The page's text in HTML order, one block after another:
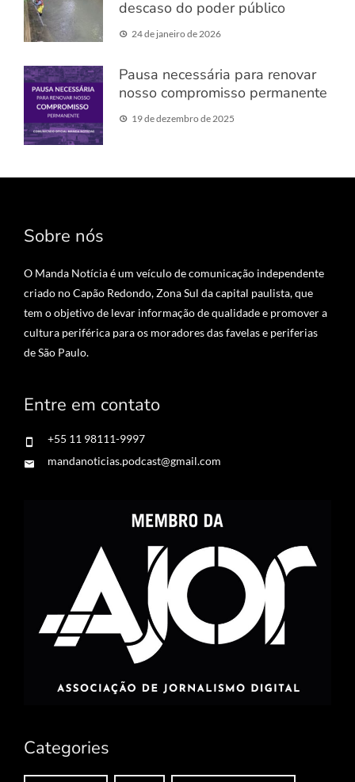
descaso do poder público
24 de janeiro de 2026
Pausa necessária para renovar
nosso compromisso permanente
19 de dezembro de 2025
Sobre nós
O Manda Notícia é um veículo de comunicação independente
criado no Capão Redondo, Zona Sul da capital paulista, que
tem o objetivo de levar informação de qualidade e promover a
cultura periférica para os moradores das favelas e periferias
de São Paulo.
Entre em contato
+55 11 98111-9997
mandanoticias.podcast@gmail.com
Categories